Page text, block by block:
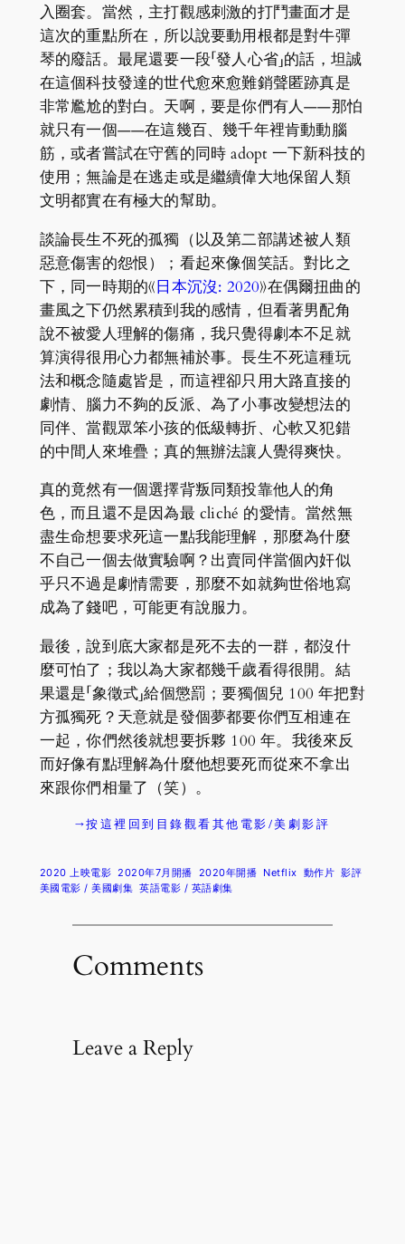
入圈套。當然，主打觀感刺激的打鬥畫面才是
這次的重點所在，所以說要動用根都是對牛彈
琴的廢話。最尾還要一段「發人心省」的話，坦誠
在這個科技發達的世代愈來愈難銷聲匿跡真是
非常尷尬的對白。天啊，要是你們有人——那怕
就只有一個——在這幾百、幾千年裡肯動動腦
筋，或者嘗試在守舊的同時 adopt 一下新科技的
使用；無論是在逃走或是繼續偉大地保留人類
文明都實在有極大的幫助。
談論長生不死的孤獨（以及第二部講述被人類
惡意傷害的怨恨）；看起來像個笑話。對比之
下，同一時期的《日本沉沒: 2020》在偶爾扭曲的
畫風之下仍然累積到我的感情，但看著男配角
說不被愛人理解的傷痛，我只覺得劇本不足就
算演得很用心力都無補於事。長生不死這種玩
法和概念隨處皆是，而這裡卻只用大路直接的
劇情、腦力不夠的反派、為了小事改變想法的
同伴、當觀眾笨小孩的低級轉折、心軟又犯錯
的中間人來堆疊；真的無辦法讓人覺得爽快。
真的竟然有一個選擇背叛同類投靠他人的角
色，而且還不是因為最 cliché 的愛情。當然無
盡生命想要求死這一點我能理解，那麼為什麼
不自己一個去做實驗啊？出賣同伴當個內奸似
乎只不過是劇情需要，那麼不如就夠世俗地寫
成為了錢吧，可能更有說服力。
最後，說到底大家都是死不去的一群，都沒什
麼可怕了；我以為大家都幾千歲看得很開。結
果還是「象徵式」給個懲罰；要獨個兒 100 年把對
方孤獨死？天意就是發個夢都要你們互相連在
一起，你們然後就想要拆夥 100 年。我後來反
而好像有點理解為什麼他想要死而從來不拿出
來跟你們相量了（笑）。
→按這裡回到目錄觀看其他電影/美劇影評
2020 上映電影 2020年7月開播 2020年開播 Netflix 動作片 影評
美國電影 / 美國劇集 英語電影 / 英語劇集
Comments
Leave a Reply